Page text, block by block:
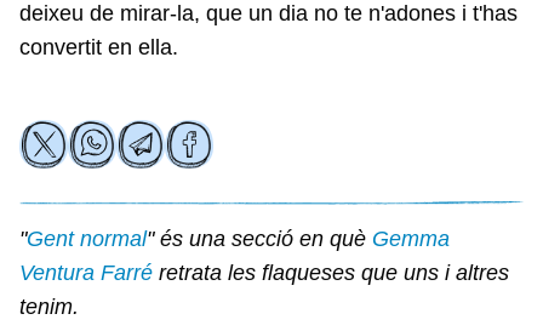
deixeu de mirar-la, que un dia no te n'adones i t'has
convertit en ella.
"Gent normal" és una secció en què Gemma
Ventura Farré retrata les flaqueses que uns i altres
tenim.